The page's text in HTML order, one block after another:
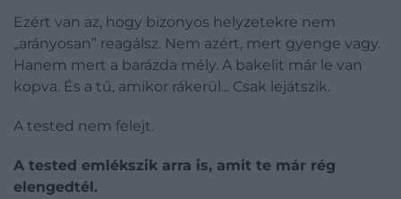
Ezért van az, hogy bizonyos helyzetekre nem
„arányosan” reagálsz. Nem azért, mert gyenge vagy.
Hanem mert a barázda mély. A bakelit már le van
kopva. És a tű, amikor rákerül... Csak lejátszik.
A tested nem felejt.
A tested emlékszik arra is, amit te már rég
elengedtél.